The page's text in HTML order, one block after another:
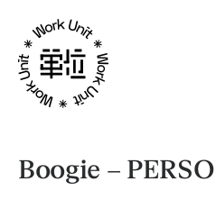
Boogie –